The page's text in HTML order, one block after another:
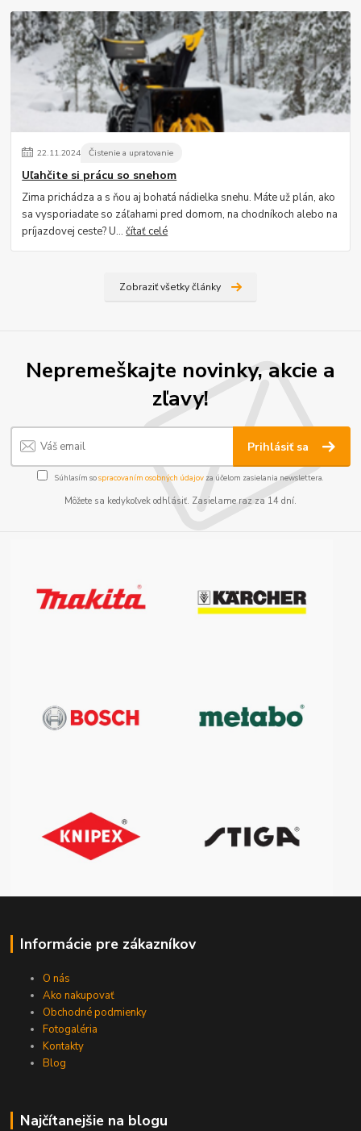
22.11.2024 Čistenie a upratovanie
Uľahčite si prácu so snehom
Zima prichádza a s ňou aj bohatá nádielka snehu. Máte už plán, ako
sa vysporiadate so záľahami pred domom, na chodníkoch alebo na
príjazdovej ceste? U...čítať celé
Zobraziť všetky články
Nepremeškajte novinky, akcie a
zľavy!
Prihlásiť sa
Súhlasím sospracovaním osobných údajov za účelom zasielania newslettera.
Môžete sa kedykoľvek odhlásiť. Zasielame raz za 14 dní.
Informácie pre zákazníkov
O nás
Ako nakupovať
Obchodné podmienky
Fotogaléria
Kontakty
Blog
Najčítanejšie na blogu